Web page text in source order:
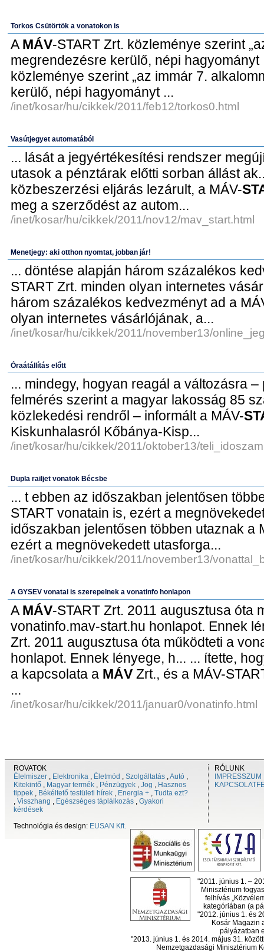
Torkos Csütörtök a vonatokon is
A MÁV-START Zrt. közleménye szerint
megrendezésre kerülő, népi hagyományt
közleménye szerint „az immár 7.
kerülő, népi hagyományt ...
/inet/kosar/hu/cikkek/2011/feb12/torkos0.html
Vasútjegyet automatából
... lását a jegyértékesítési rendszer
utasok a pénztárak előtti sorban állást
közbeszerzési eljárás lezárult, a MÁV-
meg a szerződést az autom...
/inet/kosar/hu/cikkek/2011/nov12/mav_start.html
Menetjegy: aki otthon nyomtat, jobban jár!
... döntése alapján három százalékos
START Zrt. minden olyan internetes
három százalékos kedvezményt ad a
olyan internetes vásárlójának, a...
/inet/kosar/hu/cikkek/2011/november13/
Óraátállítás előtt
... mindegy, hogyan reagál a változásra
felmérés szerint a magyar lakosság 85
közlekedési rendről – informált a MÁV-
Kiskunhalasról Kőbánya-Kisp...
/inet/kosar/hu/cikkek/2011/oktober13/
Dupla railjet vonatok Bécsbe
... t ebben az időszakban jelentősen
START vonatain is, ezért a
időszakban jelentősen többen utaznak a
ezért a megnövekedett utasforga...
/inet/kosar/hu/cikkek/2011/november13/
A GYSEV vonatai is szerepelnek a vonatinfo honlapon
A MÁV-START Zrt. 2011 augusztusa óta
vonatinfo.mav-start.hu honlapot. Ennek
Zrt. 2011 augusztusa óta működteti a
honlapot. Ennek lényege, h... ... ítette,
a kapcsolata a MÁV Zrt., és a MÁV-
...
/inet/kosar/hu/cikkek/2011/januar0/vonatinfo.html
ROVATOK
Élelmiszer , Elektronika , Életmód , Szolgáltatás ,Autó ,
Kitekintő , Magyar termék , Pénzügyek , Jog , Hasznos
tippek , Békéltető testületi hírek , Energia + , Tudta ezt?
, Visszhang , Egészséges táplálkozás , Gyakori
kérdések
Technológia és design: EUSAN Kft.
RÓLUNK
IMPRESSZUM
"2011. június 1. –
Minisztérium
felhívás
kategóriában (a
"2012. június 1. és
Kosár Magazin
pályázatban
"2013. június 1. és 2014. május 31.
Nemzetgazdasági Minisztérium